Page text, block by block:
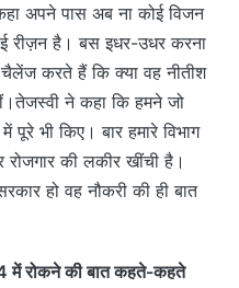
अपने पास अब ना कोई विजन
रीज़न है। बस इधर-उधर करना
चैलेंज करते हैं कि क्या वह नीतीश
ने कहा कि हमने जो
पूरे भी किए। बार हमारे विभाग
की लकीर खींची है।
हो वह नौकरी की ही बात
में रोकने की बात कहते-कहते